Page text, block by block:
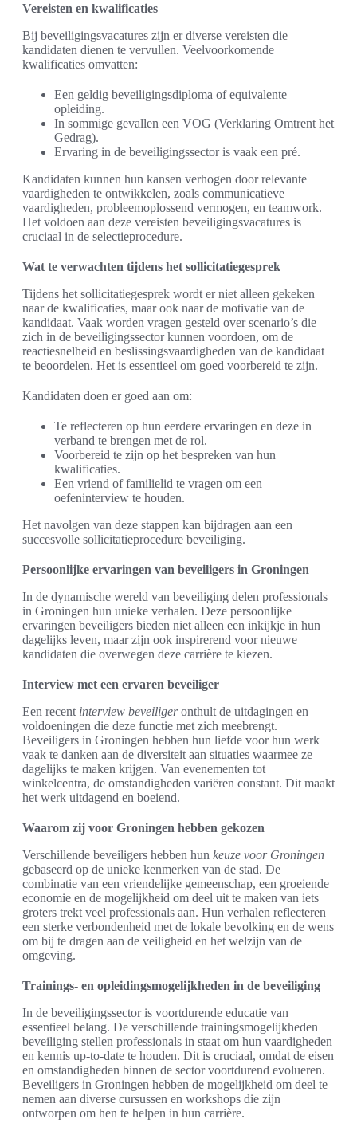
Vereisten en kwalificaties
Bij beveiligingsvacatures zijn er diverse vereisten die
kandidaten dienen te vervullen. Veelvoorkomende
kwalificaties omvatten:
Een geldig beveiligingsdiploma of equivalente
opleiding.
In sommige gevallen een VOG (Verklaring Omtrent het
Gedrag).
Ervaring in de beveiligingssector is vaak een pré.
Kandidaten kunnen hun kansen verhogen door relevante
vaardigheden te ontwikkelen, zoals communicatieve
vaardigheden, probleemoplossend vermogen, en teamwork.
Het voldoen aan deze vereisten beveiligingsvacatures is
cruciaal in de selectieprocedure.
Wat te verwachten tijdens het sollicitatiegesprek
Tijdens het sollicitatiegesprek wordt er niet alleen gekeken
naar de kwalificaties, maar ook naar de motivatie van de
kandidaat. Vaak worden vragen gesteld over scenario’s die
zich in de beveiligingssector kunnen voordoen, om de
reactiesnelheid en beslissingsvaardigheden van de kandidaat
te beoordelen. Het is essentieel om goed voorbereid te zijn.
Kandidaten doen er goed aan om:
Te reflecteren op hun eerdere ervaringen en deze in
verband te brengen met de rol.
Voorbereid te zijn op het bespreken van hun
kwalificaties.
Een vriend of familielid te vragen om een
oefeninterview te houden.
Het navolgen van deze stappen kan bijdragen aan een
succesvolle sollicitatieprocedure beveiliging.
Persoonlijke ervaringen van beveiligers in Groningen
In de dynamische wereld van beveiliging delen professionals
in Groningen hun unieke verhalen. Deze persoonlijke
ervaringen beveiligers bieden niet alleen een inkijkje in hun
dagelijks leven, maar zijn ook inspirerend voor nieuwe
kandidaten die overwegen deze carrière te kiezen.
Interview met een ervaren beveiliger
Een recent interview beveiligeronthult de uitdagingen en
voldoeningen die deze functie met zich meebrengt.
Beveiligers in Groningen hebben hun liefde voor hun werk
vaak te danken aan de diversiteit aan situaties waarmee ze
dagelijks te maken krijgen. Van evenementen tot
winkelcentra, de omstandigheden variëren constant. Dit maakt
het werk uitdagend en boeiend.
Waarom zij voor Groningen hebben gekozen
Verschillende beveiligers hebben hun keuze voor Groningen
gebaseerd op de unieke kenmerken van de stad. De
combinatie van een vriendelijke gemeenschap, een groeiende
economie en de mogelijkheid om deel uit te maken van iets
groters trekt veel professionals aan. Hun verhalen reflecteren
een sterke verbondenheid met de lokale bevolking en de wens
om bij te dragen aan de veiligheid en het welzijn van de
omgeving.
Trainings- en opleidingsmogelijkheden in de beveiliging
In de beveiligingssector is voortdurende educatie van
essentieel belang. De verschillende trainingsmogelijkheden
beveiliging stellen professionals in staat om hun vaardigheden
en kennis up-to-date te houden. Dit is cruciaal, omdat de eisen
en omstandigheden binnen de sector voortdurend evolueren.
Beveiligers in Groningen hebben de mogelijkheid om deel te
nemen aan diverse cursussen en workshops die zijn
ontworpen om hen te helpen in hun carrière.